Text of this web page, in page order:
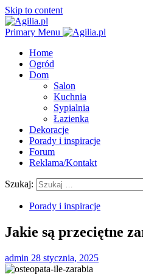
Skip to content
Primary Menu
Home
Ogród
Dom
Salon
Kuchnia
Sypialnia
Łazienka
Dekoracje
Porady i inspiracje
Forum
Reklama/Kontakt
Szukaj:
Porady i inspiracje
Jakie są przeciętne
admin 28 stycznia, 2025